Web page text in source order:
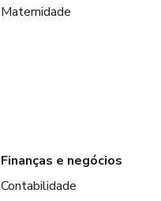
Maternidade
Finanças e negócios
Contabilidade